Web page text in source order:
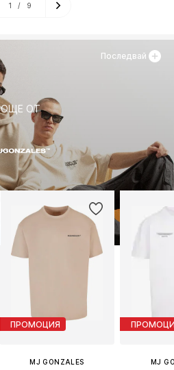
1 / 9
ОЩЕ ОТ
ПРОМОЦИЯ
MJ GONZALES MJ
Последвай